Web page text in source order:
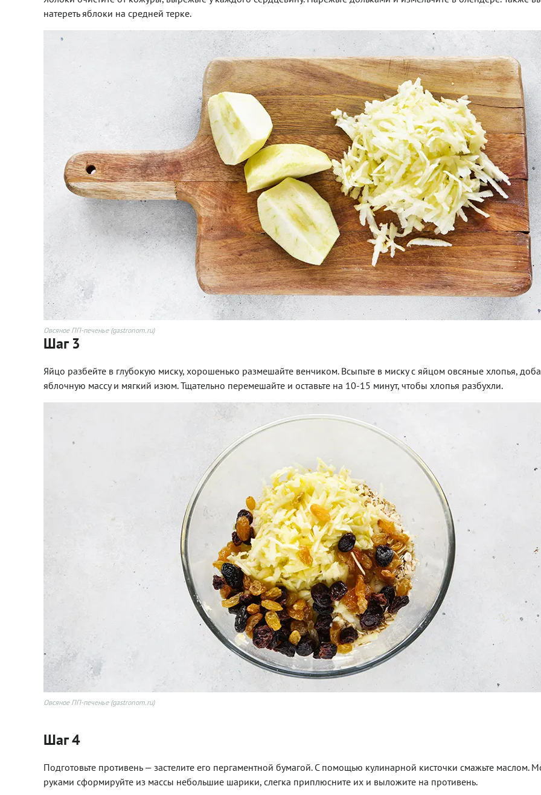
натереть яблоки на средней терке.
Овсяное ПП-печенье (gastronom.ru)
Шаг 3
Яйцо разбейте в глубокую миску, хорошенько размешайте венчиком. Всыпьте в миску с яйцом овсяные хлопья,
яблочную массу и мягкий изюм. Тщательно перемешайте и оставьте на 10-15 минут, чтобы хлопья разбухли.
Овсяное ПП-печенье (gastronom.ru)
Шаг 4
Подготовьте противень — застелите его пергаментной бумагой. С помощью кулинарной кисточки смажьте маслом.
руками сформируйте из массы небольшие шарики, слегка приплюсните их и выложите на противень.